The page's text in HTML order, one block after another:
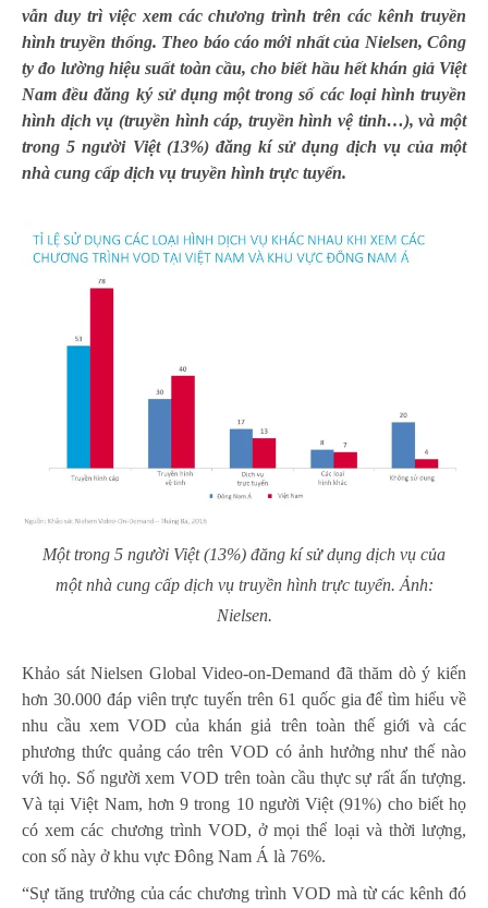
vẫn duy trì việc xem các chương trình trên các kênh truyền
hình truyền thống. Theo báo cáo mới nhất của Nielsen, Công
ty đo lường hiệu suất toàn cầu, cho biết hầu hết khán giả Việt
Nam đều đăng ký sử dụng một trong số các loại hình truyền
hình dịch vụ (truyền hình cáp, truyền hình vệ tinh…), và một
trong 5 người Việt (13%) đăng kí sử dụng dịch vụ của một
nhà cung cấp dịch vụ truyền hình trực tuyến.
Một trong 5 người Việt (13%) đăng kí sử dụng dịch vụ của
một nhà cung cấp dịch vụ truyền hình trực tuyến. Ảnh:
Nielsen.
Khảo sát Nielsen Global Video-on-Demand đã thăm dò ý kiến
hơn 30.000 đáp viên trực tuyến trên 61 quốc gia để tìm hiểu về
nhu cầu xem VOD của khán giả trên toàn thế giới và các
phương thức quảng cáo trên VOD có ảnh hưởng như thế nào
với họ. Số người xem VOD trên toàn cầu thực sự rất ấn tượng.
Và tại Việt Nam, hơn 9 trong 10 người Việt (91%) cho biết họ
có xem các chương trình VOD, ở mọi thể loại và thời lượng,
con số này ở khu vực Đông Nam Á là 76%.
“Sự tăng trưởng của các chương trình VOD mà từ các kênh đó